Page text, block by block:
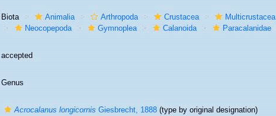
Biota Animalia Arthropoda Crustacea Multicrustacea
Neocopepoda
Gymnoplea Calanoida Paracalanidae
accepted
Genus
Acrocalanus longicornisGiesbrecht, 1888(type by original designation)